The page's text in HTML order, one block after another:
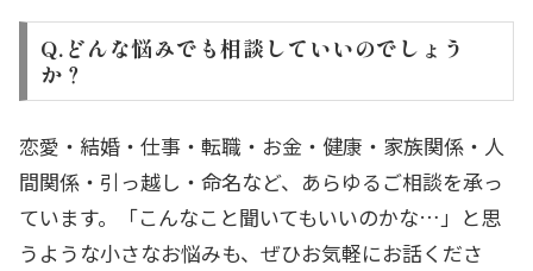
Q.どんな悩みでも相談していいのでしょう
か？
恋愛・結婚・仕事・転職・お金・健康・家族関係・人
間関係・引っ越し・命名など、あらゆるご相談を承っ
ています。「こんなこと聞いてもいいのかな…」と思
うような小さなお悩みも、ぜひお気軽にお話くださ